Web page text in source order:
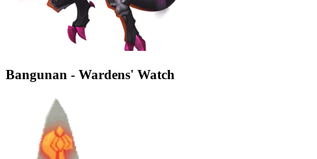
Bangunan - Wardens' Watch